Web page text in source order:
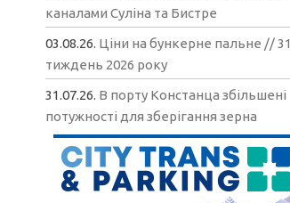
каналами Суліна та Бистре
03.08.26. Ціни на бункерне пальне // 31
тиждень 2026 року
31.07.26. В порту Констанца збільшені
потужності для зберігання зерна